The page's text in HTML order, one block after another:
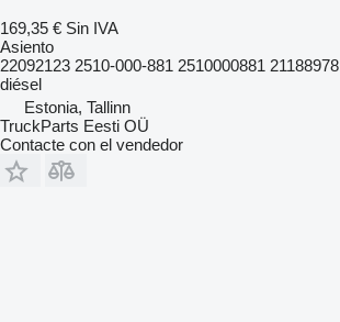
169,35 € Sin IVA
Asiento
22092123 2510-000-881 2510000881 21188978
diésel
Estonia, Tallinn
TruckParts Eesti OÜ
Contacte con el vendedor